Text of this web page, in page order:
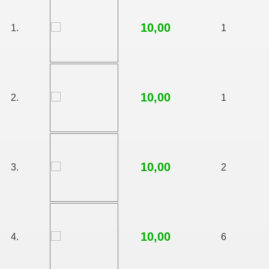
1. 10,00 1
2. 10,00 1
3. 10,00 2
4. 10,00 6